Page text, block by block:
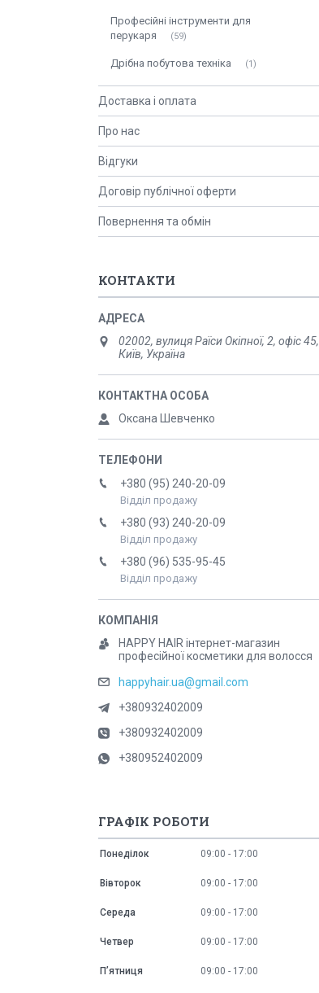
Професійні інструменти для
перукаря
59
Дрібна побутова техніка 1
Доставка і оплата
Про нас
Відгуки
Договір публічної оферти
Повернення та обмін
КОНТАКТИ
02002, вулиця Раїси Окіпної, 2, офіс 45,
Київ, Україна
Оксана Шевченко
+380 (95) 240-20-09
Відділ продажу
+380 (93) 240-20-09
Відділ продажу
+380 (96) 535-95-45
Відділ продажу
HAPPY HAIR інтернет-магазин
професійної косметики для волосся
happyhair.ua@gmail.com
+380932402009
+380932402009
+380952402009
ГРАФІК РОБОТИ
Понеділок 09:00 17:00
Вівторок 09:00 17:00
Середа 09:00 17:00
Четвер 09:00 17:00
Пʼятниця 09:00 17:00